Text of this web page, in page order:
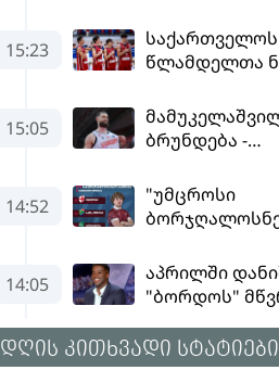
დღის კითხვადი სტატიები